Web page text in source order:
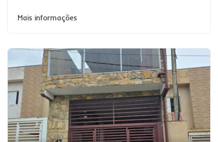
Mais informações